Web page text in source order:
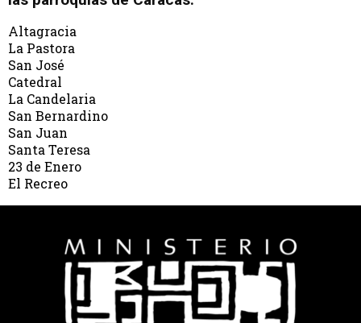
Altagracia
La Pastora
San José
Catedral
La Candelaria
San Bernardino
San Juan
Santa Teresa
23 de Enero
El Recreo